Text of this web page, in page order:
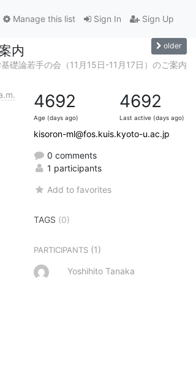
Sign In Sign Up
Manage this list
内 older
礎論若手の会（11月15日-11月17日）のご案内
4692
Age (days ago)
4692
Last active (days ago)
kisoron-ml@fos.kuis.kyoto-u.ac.jp
0 comments
1 participants
Add to favorites
TAGS (0)
PARTICIPANTS (1)
Yoshihito Tanaka